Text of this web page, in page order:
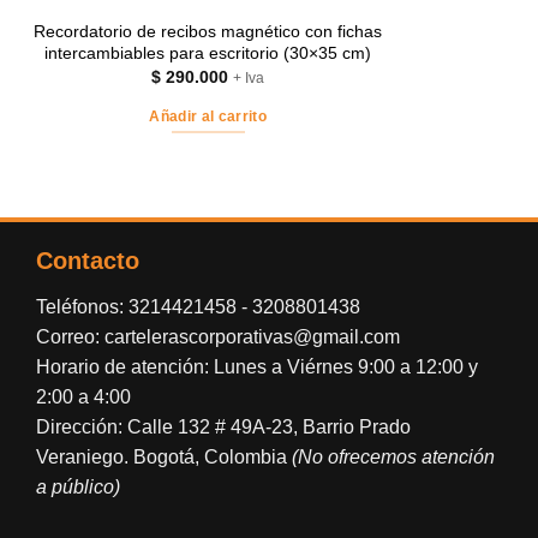
Recordatorio de recibos magnético con fichas
intercambiables para escritorio (30×35 cm)
$ 290.000 + Iva
Añadir al carrito
Contacto
Teléfonos: 3214421458 - 3208801438
Correo: cartelerascorporativas@gmail.com
Horario de atención: Lunes a Viérnes 9:00 a 12:00 y
2:00 a 4:00
Dirección: Calle 132 # 49A-23, Barrio Prado
Veraniego. Bogotá, Colombia (No ofrecemos atención
a público)